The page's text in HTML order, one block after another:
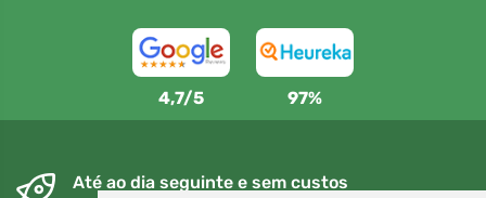
4,7/5 97%
Até ao dia seguinte e sem custos